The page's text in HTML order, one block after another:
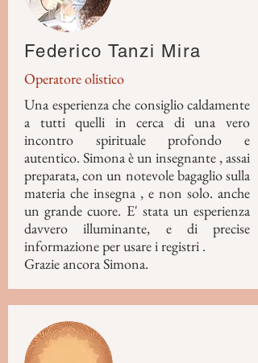
Federico Tanzi Mira
Operatore olistico
Una esperienza che consiglio caldamente
a tutti quelli in cerca di una vero
incontro spirituale profondo e
autentico. Simona è un insegnante , assai
preparata, con un notevole bagaglio sulla
materia che insegna , e non solo. anche
un grande cuore. E' stata un esperienza
davvero illuminante, e di precise
informazione per usare i registri .
Grazie ancora Simona.